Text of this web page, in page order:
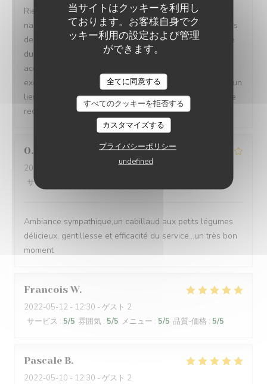
当サイトはクッキーを利用し
ております。お客様自身でク
ッキー利用の設定および管理
ができます。
全てに同意する
すべてのクッキーを拒否する
カスタマイズする
プライバシーポリシー
undefined
Rien à redire. Cadre petit bistro sympathique avec ses
nappes carreaux rouges., terrasse agréable en ces jours
de beau temps, service rapide et souriant. Fidèle adepte
du carpaccio, celui ci est excellent et généreux,
accompagné d’excellentes frites maison et d’une stade
exceptionnellement bien assaisonnée. Cela va devenir un
lieu de rendez vous pour reapas avec mes enfants. Je le
recommande sans retenue
O
2022-05-11
- 20:15 - ゲスト 5
サービス
Ambiance sympathique,un cabillaud aux petits légumes
délicieux, gentillesse et efficacité du service...un très bon
moment
Francois W
2022-05-12 - 12:30 - ゲスト 2
サービス : 5/5 雰囲気 : 5/5 メニュー : 5/5 品質-価格 : 5/5
Pascale B
2022-05-10 - 12:30 - ゲスト 2
LE PETIT VILLIERS